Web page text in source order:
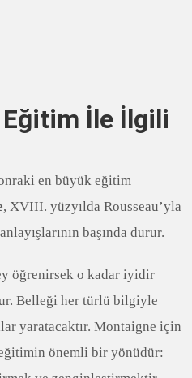
İle İlgili
en büyük eğitim
, XVIII. yüzyılda Rousseau’yla
başında durur.
öğrenirsek o kadar iyidir
Belleği her türlü bilgiyle
yaratacaktır. Montaigne için
önemli bir yönüdür: